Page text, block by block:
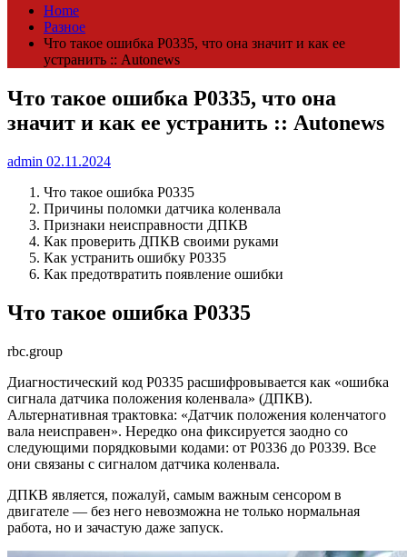
Home
Разное
Что такое ошибка Р0335, что она значит и как ее
устранить :: Autonews
Что такое ошибка Р0335, что она
значит и как ее устранить :: Autonews
admin 02.11.2024
Что такое ошибка P0335
Причины поломки датчика коленвала
Признаки неисправности ДПКВ
Как проверить ДПКВ своими руками
Как устранить ошибку P0335
Как предотвратить появление ошибки
Что такое ошибка P0335
rbc.group
Диагностический код P0335 расшифровывается как «ошибка
сигнала датчика положения коленвала» (ДПКВ).
Альтернативная трактовка: «Датчик положения коленчатого
вала неисправен». Нередко она фиксируется заодно со
следующими порядковыми кодами: от P0336 до P0339. Все
они связаны с сигналом датчика коленвала.
ДПКВ является, пожалуй, самым важным сенсором в
двигателе — без него невозможна не только нормальная
работа, но и зачастую даже запуск.